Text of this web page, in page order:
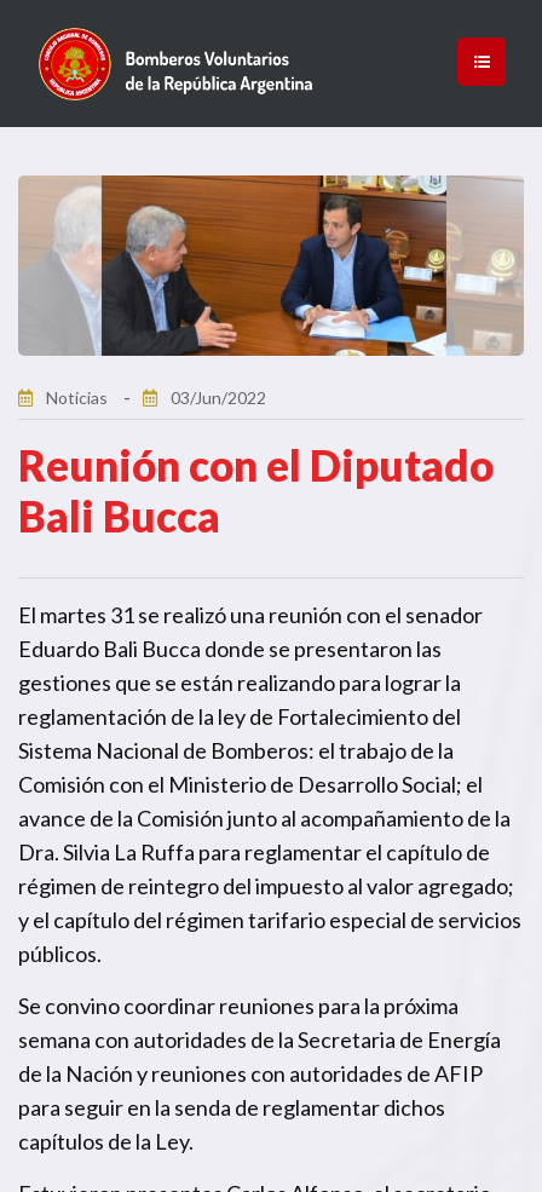
Noticias 03/Jun/2022
Reunión con el Diputado
Bali Bucca
El martes 31 se realizó una reunión con el senador
Eduardo Bali Bucca donde se presentaron las
gestiones que se están realizando para lograr la
reglamentación de la ley de Fortalecimiento del
Sistema Nacional de Bomberos: el trabajo de la
Comisión con el Ministerio de Desarrollo Social; el
avance de la Comisión junto al acompañamiento de la
Dra. Silvia La Ruffa para reglamentar el capítulo de
régimen de reintegro del impuesto al valor agregado;
y el capítulo del régimen tarifario especial de servicios
públicos.
Se convino coordinar reuniones para la próxima
semana con autoridades de la Secretaria de Energía
de la Nación y reuniones con autoridades de AFIP
para seguir en la senda de reglamentar dichos
capítulos de la Ley.